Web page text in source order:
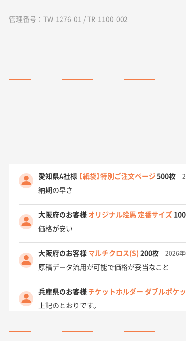
管理番号：TW-1276-01 / TR-1100-002
愛知県A社様 【紙袋】特別ご注文ページ 500枚
納期の早さ
大阪府のお客様 オリジナル絵馬 定番サイズ
価格が安い
大阪府のお客様 マルチクロス(S) 200枚 2026年
原稿データ流用が可能で価格が妥当なこと
兵庫県のお客様 チケットホルダー ダブルポケ
上記のとおりです。
愛知県I社様 【オーダー商品】特別ご注文ページ